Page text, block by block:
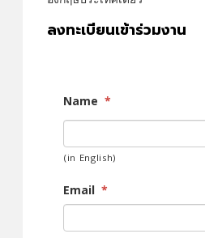
ลงทะเบียนเข้าร่วมงาน
Name *
(in English)
Email *